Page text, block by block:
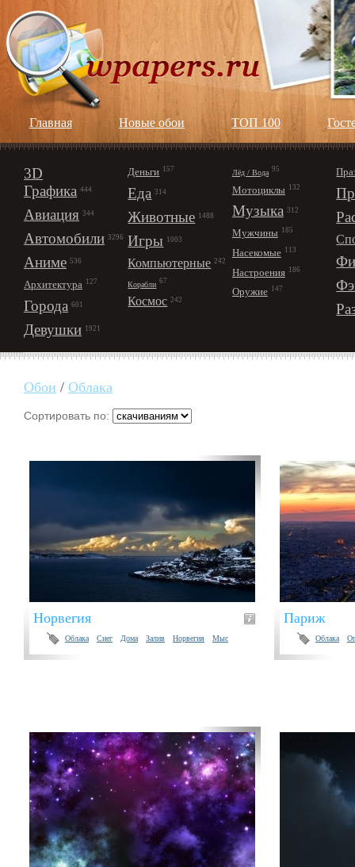
Главная Новые обои ТОП 100
3D
Графика 444
Авиация 344
Автомобили 3296
Аниме 536
Архитектура 127
Города 601
Девушки 1921
Деньги 157
Еда 314
Животные 1488
Игры 1003
Компьютерные 242
Корабли 67
Космос 242
Лёд / Вода 95
Мотоциклы 132
Музыка 312
Мужчины 185
Насекомые 113
Настроения 186
Оружие 147
Обои / Облака
Сортировать по:
Норвегия
Облака Снег Дома Залив Норвегия Мыс
Париж
Облака